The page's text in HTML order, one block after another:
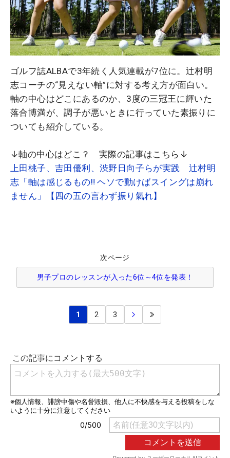
ゴルフ誌ALBAで3年続く人気連載が7位に。辻村明
志コーチの“見えない軸”に対する考え方が面白い。
軸の中心はどこにあるのか、3度の三冠王に輝いた
落合博満が、調子が悪いときに行っていた素振りに
ついても紹介している。
↓軸の中心はどこ？ 実際の記事はこちら↓
上田桃子、吉田優利、渋野日向子らが実践 辻村明
志「軸は感じるもの‼ ヘソで動けばスイングは崩れ
ません」【四の五の言わず振り氣れ】
次ページ
男子プロのレッスンが入った6位～4位を発表！
1 2 3